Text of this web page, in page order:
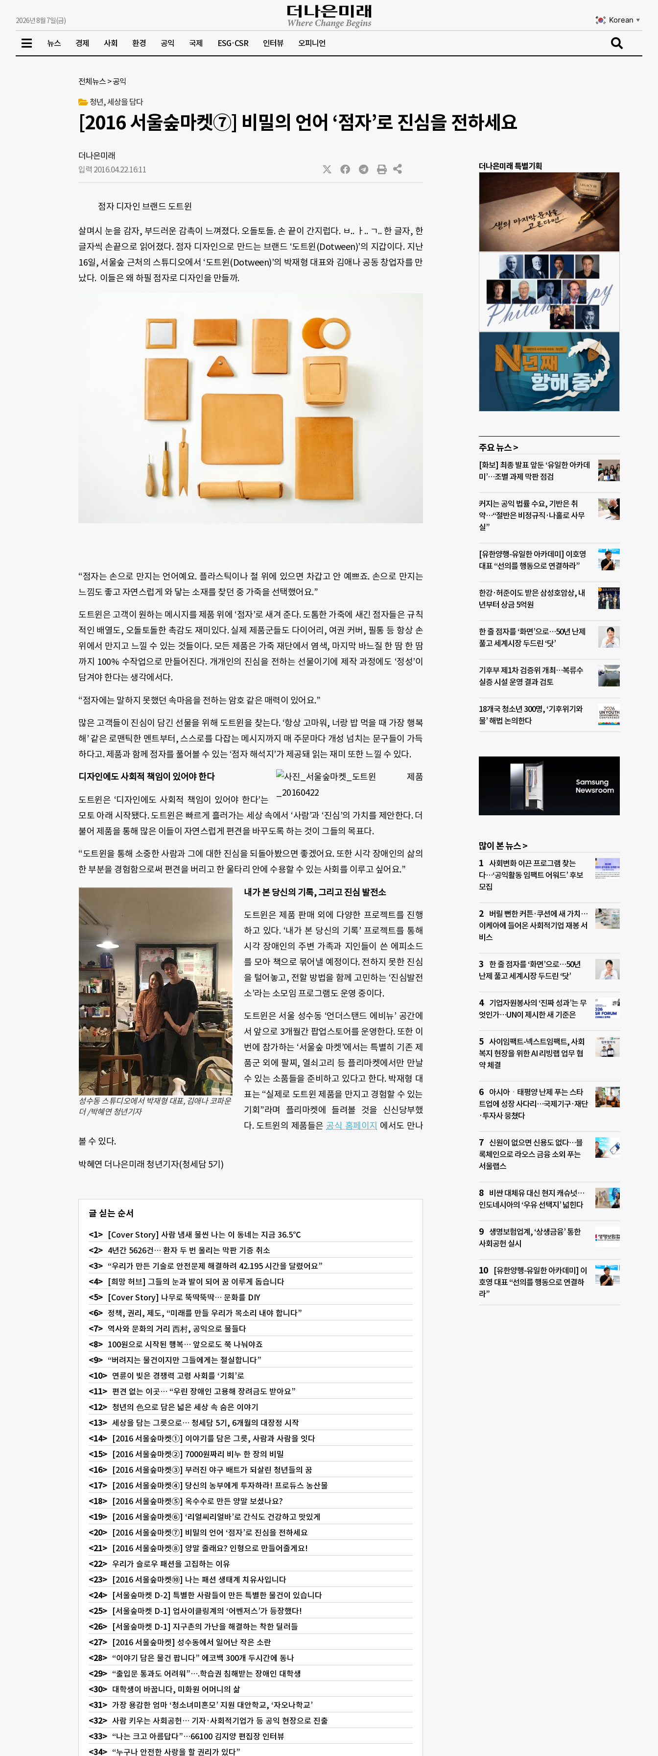
2026년 8월 7일(금) Korean ▼
뉴스 경제 사회 환경 공익 국제 ESG·CSR 인터뷰 오피니언
전체뉴스 >공익
청년, 세상을 담다
[2016 서울숲마켓⑦] 비밀의 언어 ‘점자’로 진심을 전하세요
더나은미래
입력 2016.04.22.16:11
점자 디자인 브랜드 도트윈
살며시 눈을 감자, 부드러운 감촉이 느껴졌다. 오돌토돌. 손 끝이 간지럽다. ㅂ.. ㅏ.. ㄱ.. 한 글자, 한
글자씩 손끝으로 읽어졌다. 점자 디자인으로 만드는 브랜드 ‘도트윈(Dotween)’의 지갑이다. 지난
16일, 서울숲 근처의 스튜디오에서 ‘도트윈(Dotween)’의 박재형 대표와 김애나 공동 창업자를 만
났다. 이들은 왜 하필 점자로 디자인을 만들까.
“점자는 손으로 만지는 언어예요. 플라스틱이나 철 위에 있으면 차갑고 안 예쁘죠. 손으로 만지는
느낌도 좋고 자연스럽게 와 닿는 소재를 찾던 중 가죽을 선택했어요.”
도트윈은 고객이 원하는 메시지를 제품 위에 ‘점자’로 새겨 준다. 도톰한 가죽에 새긴 점자들은 규칙
적인 배열도, 오돌토돌한 촉감도 재미있다. 실제 제품군들도 다이어리, 여권 커버, 필통 등 항상 손
위에서 만지고 느낄 수 있는 것들이다. 모든 제품은 가죽 재단에서 염색, 마지막 바느질 한 땀 한 땀
까지 100% 수작업으로 만들어진다. 개개인의 진심을 전하는 선물이기에 제작 과정에도 ‘정성’이
담겨야 한다는 생각에서다.
“점자에는 말하지 못했던 속마음을 전하는 암호 같은 매력이 있어요.”
많은 고객들이 진심이 담긴 선물을 위해 도트윈을 찾는다. ‘항상 고마워, 너랑 밥 먹을 때 가장 행복
해’ 같은 로맨틱한 멘트부터, 스스로를 다잡는 메시지까지 매 주문마다 개성 넘치는 문구들이 가득
하다고. 제품과 함께 점자를 풀어볼 수 있는 ‘점자 해석지’가 제공돼 읽는 재미 또한 느낄 수 있다.
디자인에도 사회적 책임이 있어야 한다
도트윈은 ‘디자인에도 사회적 책임이 있어야 한다’는
모토 아래 시작됐다. 도트윈은 빠르게 흘러가는 세상 속에서 ‘사람’과 ‘진심’의 가치를 제안한다. 더
불어 제품을 통해 많은 이들이 자연스럽게 편견을 바꾸도록 하는 것이 그들의 목표다.
“도트윈을 통해 소중한 사람과 그에 대한 진심을 되돌아봤으면 좋겠어요. 또한 시각 장애인의 삶의
한 부분을 경험함으로써 편견을 버리고 한 울타리 안에 수용할 수 있는 사회를 이루고 싶어요.”
성수동 스튜디오에서 박재형 대표, 김애나 코파운
더 /박혜연 청년기자
내가 본 당신의 기록, 그리고진심 발전소
도트윈은 제품 판매 외에 다양한 프로젝트를 진행
하고 있다. ‘내가 본 당신의 기록’ 프로젝트를 통해
시각 장애인의 주변 가족과 지인들이 쓴 에피소드
를 모아 책으로 묶어낼 예정이다. 전하지 못한 진심
을 털어놓고, 전할 방법을 함께 고민하는 ‘진심발전
소’라는 소모임 프로그램도 운영 중이다.
도트윈은 서울 성수동 ‘언더스탠드 에비뉴’ 공간에
서 앞으로 3개월간 팝업스토어를 운영한다. 또한 이
번에 참가하는 ‘서울숲 마켓’에서는 특별히 기존 제
품군 외에 팔찌, 열쇠고리 등 플리마켓에서만 만날
수 있는 소품들을 준비하고 있다고 한다. 박재형 대
표는 “실제로 도트윈 제품을 만지고 경험할 수 있는
기회”라며 플리마켓에 들려볼 것을 신신당부했
다. 도트윈의 제품들은 공식 홈페이지 에서도 만나
볼 수 있다.
박혜연 더나은미래 청년기자(청세담 5기)
글 싣는 순서
[Cover Story] 사람 냄새 물씬 나는 이 동네는 지금 36.5℃
4년간 5626건… 환자 두 번 울리는 막판 기증 취소
“우리가 만든 기술로 안전문제 해결하려 42.195 시간을 달렸어요”
[희망 허브] 그들의 눈과 발이 되어 꿈 이루게 돕습니다
[Cover Story] 나무로 뚝딱뚝딱… 문화를 DIY
정책, 권리, 제도, “미래를 만들 우리가 목소리 내야 합니다”
역사와 문화의 거리 西村, 공익으로 물들다
100원으로 시작된 행복… 앞으로도 쭉 나눠야죠
“버려지는 물건이지만 그들에게는 절실합니다”
연륜이 빚은 경쟁력 고령 사회를 ‘기회’로
편견 없는 이곳… “우린 장애인 고용해 장려금도 받아요”
청년의 色으로 담은 넓은 세상 속 숨은 이야기
세상을 담는 그릇으로… 청세담 5기, 6개월의 대장정 시작
[2016 서울숲마켓①] 이야기를 담은 그릇, 사람과 사람을 잇다
[2016 서울숲마켓②] 7000원짜리 비누 한 장의 비밀
[2016 서울숲마켓③] 부러진 야구 배트가 되살린 청년들의 꿈
[2016 서울숲마켓④] 당신의 농부에게 투자하라! 프로듀스 농산물
[2016 서울숲마켓⑤] 옥수수로 만든 양말 보셨나요?
[2016 서울숲마켓⑥] ‘리얼씨리얼바’로 간식도 건강하고 맛있게
[2016 서울숲마켓⑦] 비밀의 언어 ‘점자’로 진심을 전하세요
[2016 서울숲마켓⑧] 양말 줄래요? 인형으로 만들어줄게요!
우리가 슬로우 패션을 고집하는 이유
[2016 서울숲마켓⑩] 나는 패션 생태계 치유사입니다
[서울숲마켓 D-2] 특별한 사람들이 만든 특별한 물건이 있습니다
[서울숲마켓 D-1] 업사이클링계의 ‘어벤저스’가 등장했다!
[서울숲마켓 D-1] 지구촌의 가난을 해결하는 착한 딜러들
[2016 서울숲마켓] 성수동에서 일어난 작은 소란
“이야기 담은 물건 팝니다” 에코백 300개 두시간에 동나
“출입문 통과도 어려워”….학습권 침해받는 장애인 대학생
대학생이 바꿉니다, 미화원 어머니의 삶
가장 용감한 엄마 ‘청소녀미혼모’ 지원 대안학교, ‘자오나학교’
사람 키우는 사회공헌… 기자·사회적기업가 등 공익 현장으로 진출
“나는 크고 아름답다”…66100 김지양 편집장 인터뷰
“누구나 안전한 사랑을 할 권리가 있다”
더나은미래 특별기획
주요 뉴스 >
[화보] 최종 발표 앞둔 ‘유일한 아카데
미’…조별 과제 막판 점검
커지는 공익 법률 수요, 기반은 취
약…“절반은 비정규직·나홀로 사무
실”
[유한양행-유일한 아카데미] 이호영
대표 “선의를 행동으로 연결하라”
한강·허준이도 받은 삼성호암상, 내
년부터 상금 5억원
한 줄 점자를 ‘화면’으로…50년 난제
풀고 세계시장 두드린 ‘닷’
기후부 제1차 검증위 개최…복류수
실증 시설 운영 결과 검토
18개국 청소년 300명, ‘기후위기와
물’ 해법 논의한다
많이 본 뉴스 >
사회변화 이끈 프로그램 찾는
다…‘공익활동 임팩트 어워드’ 후보
모집
버릴 뻔한 커튼·쿠션에 새 가치…
이케아에 들어온 사회적기업 재봉 서
비스
한 줄 점자를 ‘화면’으로…50년
난제 풀고 세계시장 두드린 ‘닷’
기업자원봉사의 ‘진짜 성과’는 무
엇인가…UN이 제시한 새 기준은
사이임팩트-넥스트임팩트, 사회
복지 현장을 위한 AI 리빙랩 업무 협
약 체결
아시아ㆍ태평양 난제 푸는 스타
트업에 성장 사다리…국제기구·재단
·투자사 뭉쳤다
신원이 없으면 신용도 없다…블
록체인으로 라오스 금융 소외 푸는
서울랩스
비싼 대체유 대신 현지 캐슈넛…
인도네시아의 ‘우유 선택지’ 넓힌다
생명보험업계, ‘상생금융’ 통한
사회공헌 실시
[유한양행-유일한 아카데미] 이
호영 대표 “선의를 행동으로 연결하
라”